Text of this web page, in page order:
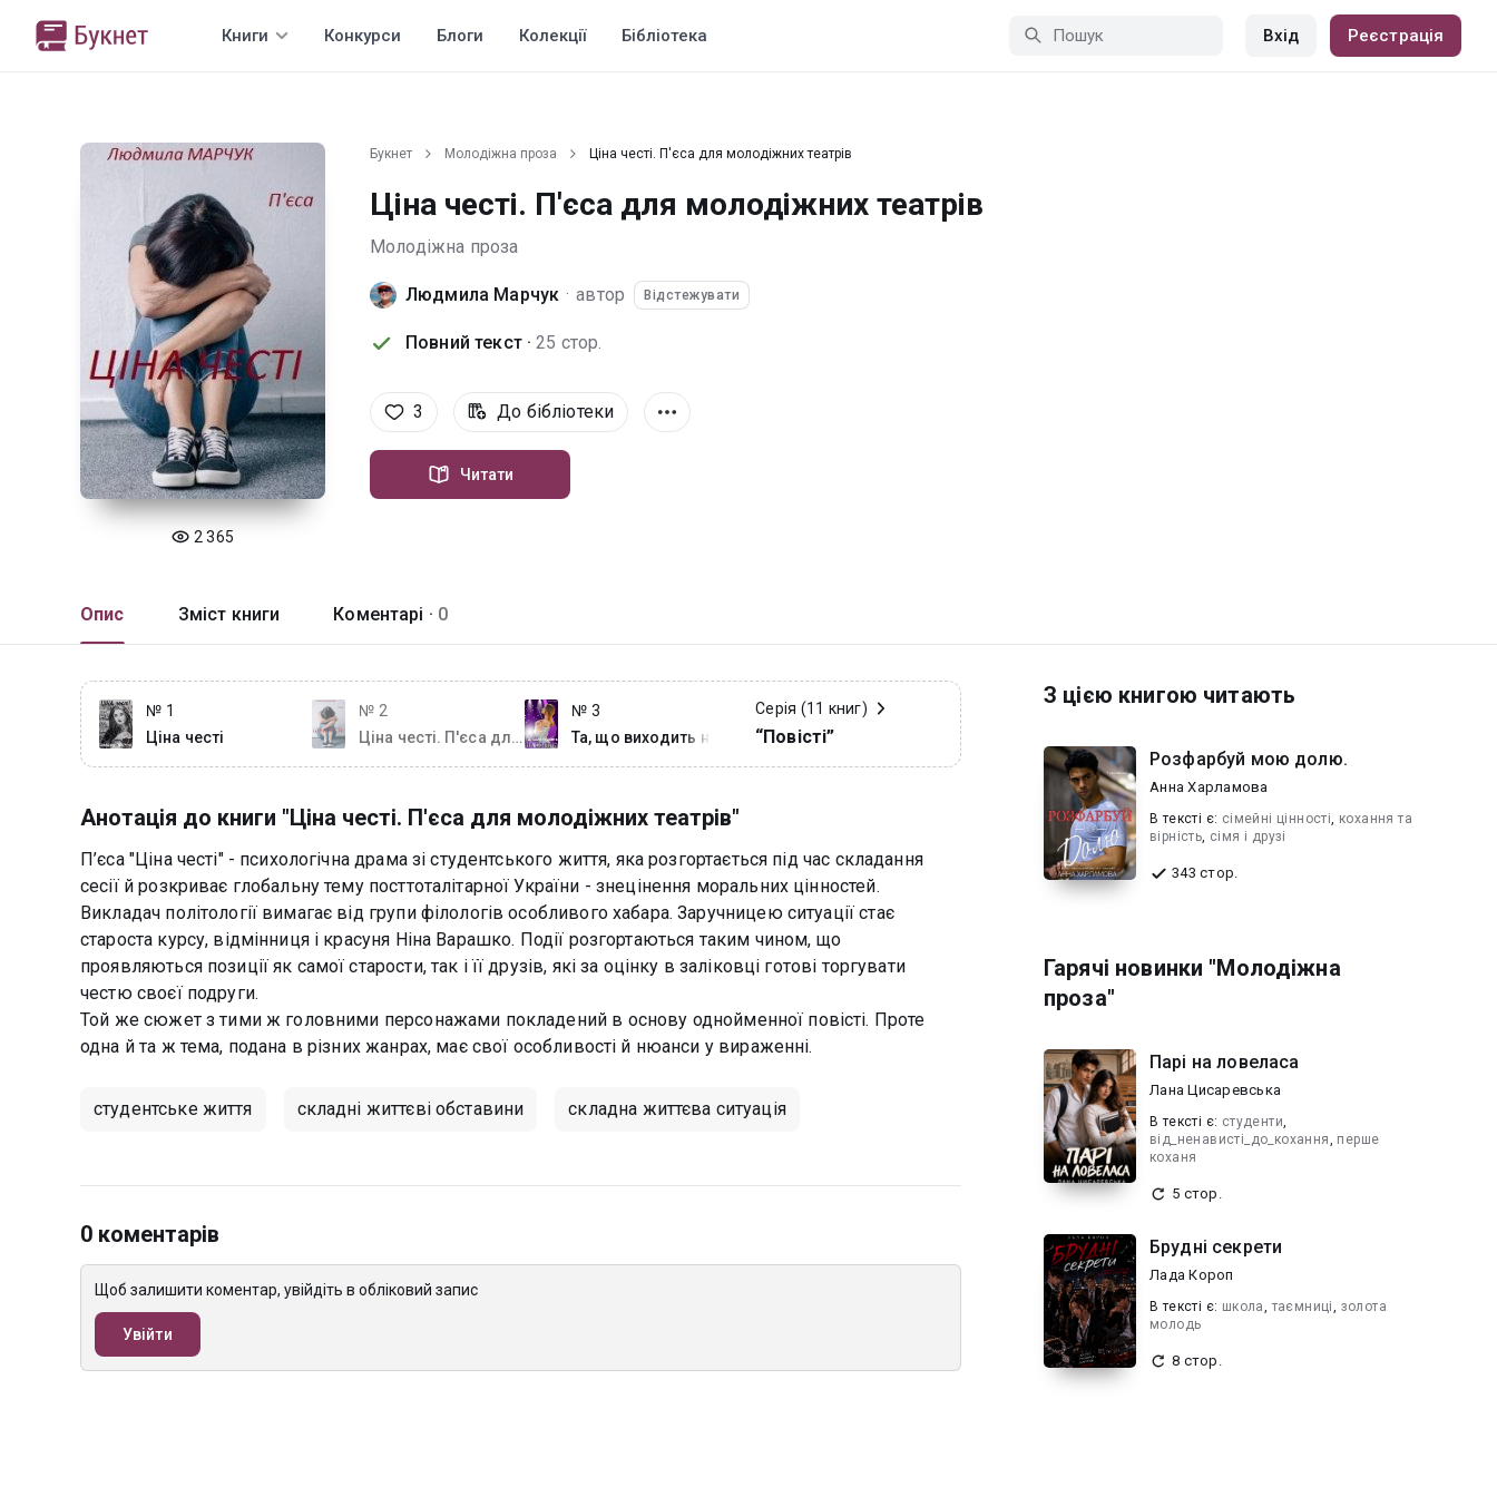
Книги Конкурси Блоги Колекції Бібліотека Вхід Реєстрація
2 365
Букнет Молодіжна проза Ціна честі. П'єса для молодіжних театрів
Ціна честі. П'єса для молодіжних театрів
Молодіжна проза
Людмила Марчук · автор Відстежувати
Повний текст · 25 стор.
3 До бібліотеки
Читати
Опис Зміст книги Коментарі · 0
№ 1
Ціна честі
№ 2
Ціна честі. П'єса для
№ 3
Та, що виходить на
Серія (11 книг)
“Повісті”
Анотація до книги "Ціна честі. П'єса для молодіжних театрів"
П’єса "Ціна честі" - психологічна драма зі студентського життя, яка розгортається під час складання
сесії й розкриває глобальну тему посттоталітарної України - знецінення моральних цінностей.
Викладач політології вимагає від групи філологів особливого хабара. Заручницею ситуації стає
староста курсу, відмінниця і красуня Ніна Варашко. Події розгортаються таким чином, що
проявляються позиції як самої старости, так і її друзів, які за оцінку в заліковці готові торгувати
честю своєї подруги.
Той же сюжет з тими ж головними персонажами покладений в основу однойменної повісті. Проте
одна й та ж тема, подана в різних жанрах, має свої особливості й нюанси у вираженні.
студентське життя складні життєві обставини складна життєва ситуація
0 коментарів
Щоб залишити коментар, увійдіть в обліковий запис
Увійти
З цією книгою читають
Розфарбуй мою долю.
Анна Харламова
В текcті є: сімейні цінності, кохання та
вірність, сімя і друзі
343 стор.
Гарячі новинки "Молодіжна
проза"
Парі на ловеласа
Лана Цисаревська
В текcті є: студенти,
від_ненависті_до_кохання, перше
коханя
5 стор.
Брудні секрети
Лада Короп
В текcті є: школа,таємниці, золота
молодь
8 стор.